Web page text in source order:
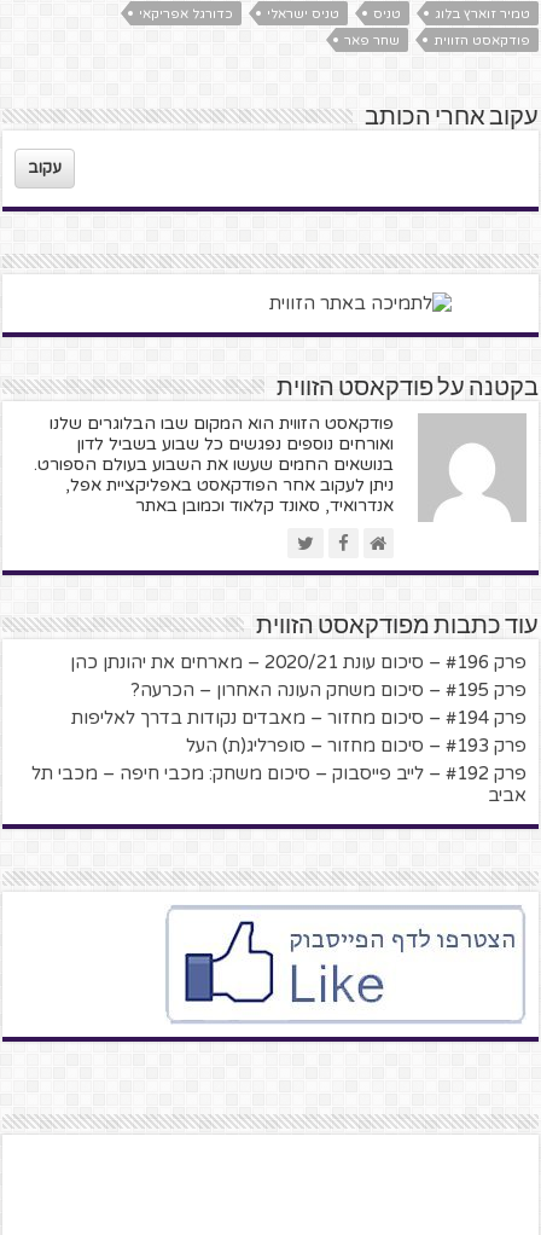
טמיר זוארץ בלוג
טניס טניס ישראלי
כדורגל אפריקאי
פודקאסט הזווית
שחר פאר
עקוב אחרי הכותב
עקוב
בקטנה על פודקאסט הזווית
פודקאסט הזווית הוא המקום שבו הבלוגרים שלנו
ואורחים נוספים נפגשים כל שבוע בשביל לדון
בנושאים החמים שעשו את השבוע בעולם הספורט.
ניתן לעקוב אחר הפודקאסט באפליקציית אפל,
אנדרואיד, סאונד קלאוד וכמובן באתר
עוד כתבות מפודקאסט הזווית
פרק #196 – סיכום עונת 2020/21 – מארחים את יהונתן כהן
פרק #195 – סיכום משחק העונה האחרון – הכרעה?
פרק #194 – סיכום מחזור – מאבדים נקודות בדרך לאליפות
פרק #193 – סיכום מחזור – סופרליג(ת) העל
פרק #192 – לייב פייסבוק – סיכום משחק: מכבי חיפה – מכבי תל
אביב